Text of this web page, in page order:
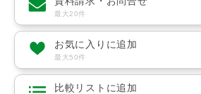
最大20件
お気に入りに追加
最大50件
比較リストに追加